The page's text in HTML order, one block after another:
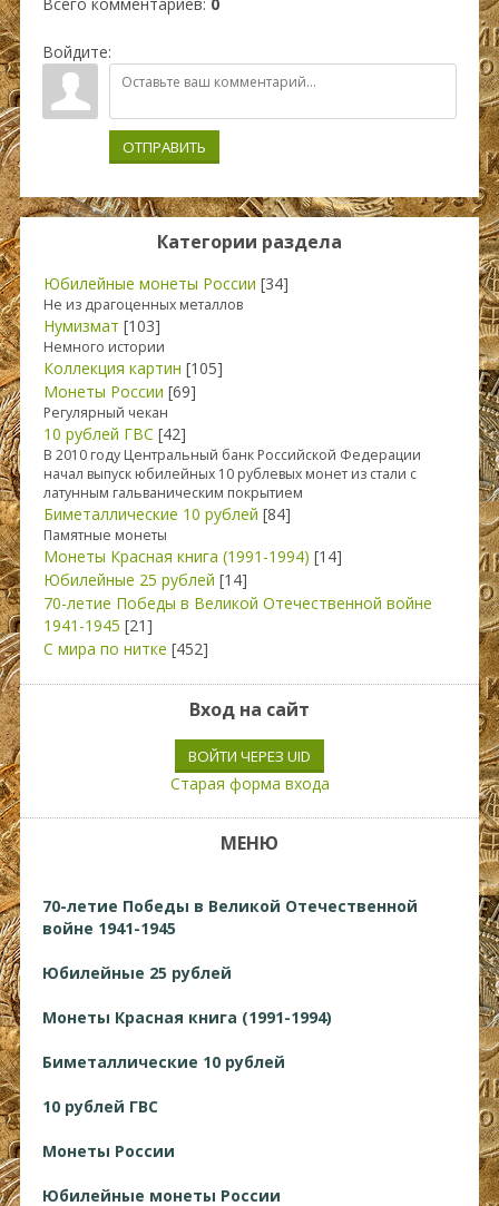
Войдите:
ОТПРАВИТЬ
Категории раздела
Юбилейные монеты России [34]
Не из драгоценных металлов
Нумизмат [103]
Немного истории
Коллекция картин [105]
Монеты России [69]
Регулярный чекан
10 рублей ГВС [42]
В 2010 году Центральный банк Российской Федерации
начал выпуск юбилейных 10 рублевых монет из стали с
латунным гальваническим покрытием
Биметаллические 10 рублей [84]
Памятные монеты
Монеты Красная книга (1991-1994) [14]
Юбилейные 25 рублей [14]
70-летие Победы в Великой Отечественной войне
1941-1945 [21]
С мира по нитке [452]
Вход на сайт
ВОЙТИ ЧЕРЕЗ UID
Старая форма входа
МЕНЮ
70-летие Победы в Великой Отечественной
войне 1941-1945
Юбилейные 25 рублей
Монеты Красная книга (1991-1994)
Биметаллические 10 рублей
10 рублей ГВС
Монеты России
Юбилейные монеты России